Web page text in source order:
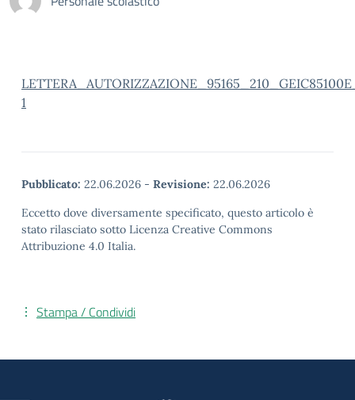
1
Pubblicato: 22.06.2026 - Revisione: 22.06.2026
Eccetto dove diversamente specificato, questo articolo è
stato rilasciato sotto Licenza Creative Commons
Attribuzione 4.0 Italia.
Stampa / Condividi